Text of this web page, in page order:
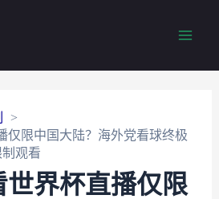
仅限中国大陆？海外党看球终极
观看
世界杯直播仅限